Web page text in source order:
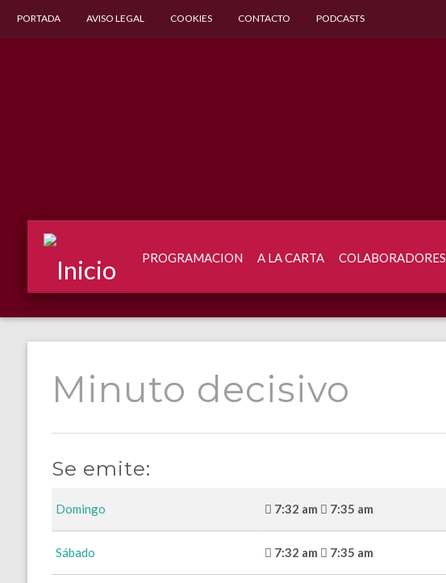
PORTADA AVISO LEGAL COOKIES CONTACTO PODCASTS
PROGRAMACION A LA CARTA COLABORADORES
Minuto decisivo
Se emite:
Domingo 7:32 am 7:35 am
Sábado 7:32 am 7:35 am